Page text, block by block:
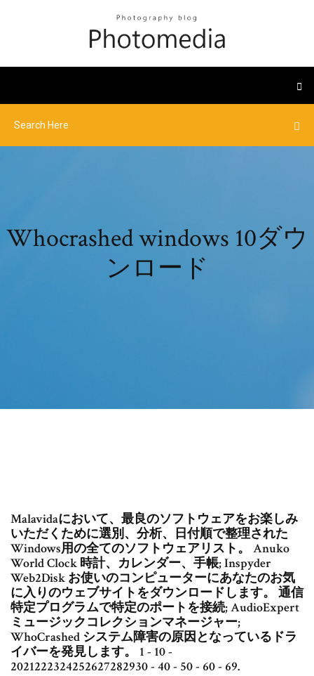
Whocrashed windows 10ダウ
ンロード
Malavidaにおいて、最良のソフトウェアをお楽しみ
いただくために選別、分析、日付順で整理された
Windows用の全てのソフトウェアリスト。 Anuko
World Clock 時計、カレンダー、手帳; Inspyder
Web2Disk お使いのコンピューターにあなたのお気
に入りのウェブサイトをダウンロードします。 通信
特定プログラムで特定のポートを接続; AudioExpert
ミュージックコレクションマネージャー;
WhoCrashed システム障害の原因となっているドラ
イバーを発見します。 1 - 10 -
2021222324252627282930 - 40 - 50 - 60 - 69.